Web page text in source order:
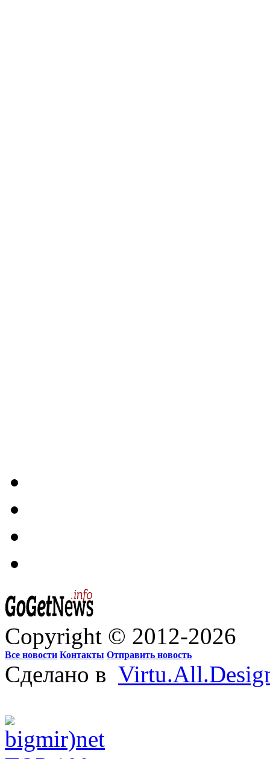
Copyright © 2012-2026
Все новости Контакты Отправить новость
Сделано в